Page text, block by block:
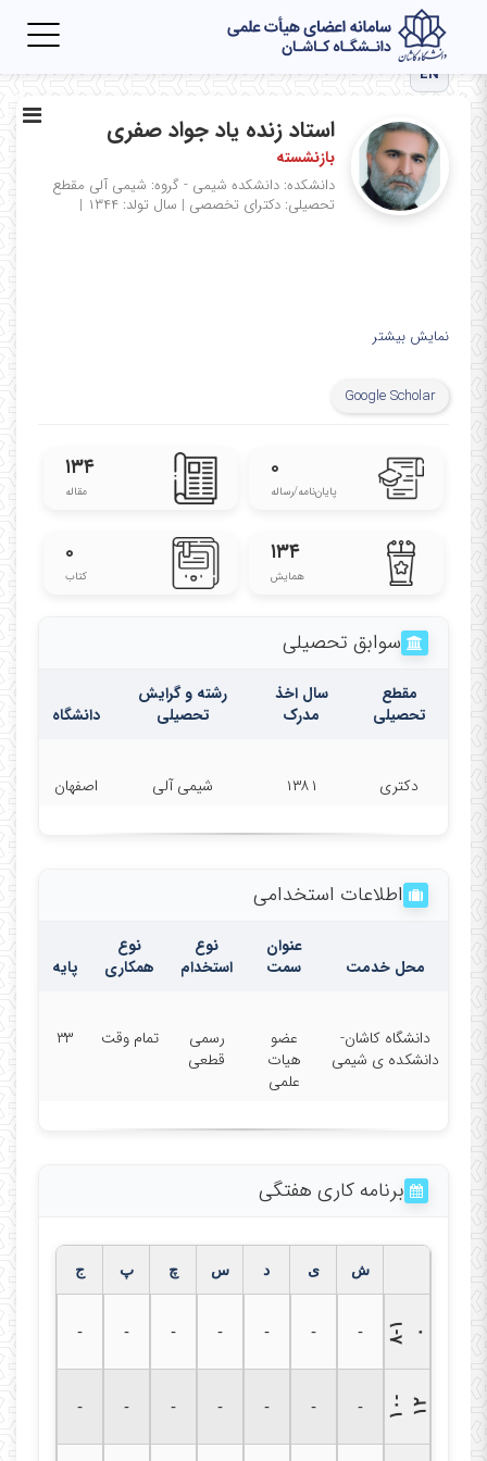
EN
استاد زنده یاد جواد صفری
بازنشسته
دانشکده: دانشکده شیمی - گروه: شیمی آلی مقطع
تحصیلی: دکترای تخصصی | سال تولد: ۱۳۴۴ |
Google schoolar2.SCOPUS
ORCID 4.
Web of Science
1- کتاب ها
کتاب های تالیفی
کتاب های ترجمه
نمایش بیشتر
Google Scholar
۰
پایان‌نامه‌/رساله
۱۳۴
مقاله
۱۳۴
همایش
۰
کتاب
سوابق تحصیلی
مقطع
تحصیلی
سال اخذ
مدرک
رشته و گرایش
تحصیلی
دانشگاه
دکتری ۱۳۸۱ شیمی آلی اصفهان
اطلاعات استخدامی
محل خدمت
عنوان
سمت
نوع
استخدام
نوع
همکاری
پایه
دانشگاه کاشان-
دانشکده ی شیمی
عضو
هیات
علمی
رسمی
قطعی
تمام وقت ۳۳
برنامه کاری هفتگی
ش ی د س چ پ ج
۸ - ۱ ۰ -
-
-
-
-
-
-
۱۰-۱ ۲ -
-
-
-
-
-
-